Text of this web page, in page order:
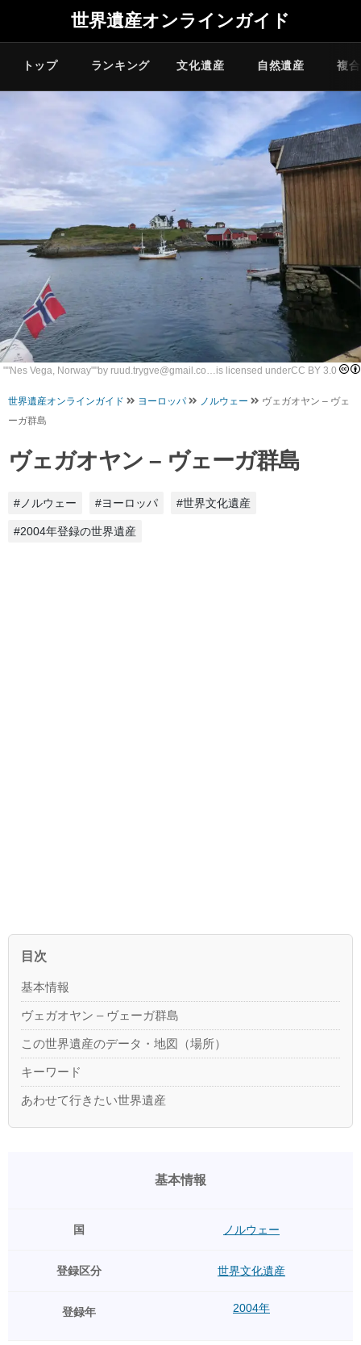
世界遺産オンラインガイド
トップ ランキング 文化遺産 自然遺産 複
""Nes Vega, Norway""by ruud.trygve@gmail.co…is licensed underCC BY 3.0
世界遺産オンラインガイド ヨーロッパ ノルウェー
ヴェガオヤン – ヴェ
ーガ群島
ヴェガオヤン – ヴェーガ群島
#ノルウェー #ヨーロッパ #世界文化遺産
#2004年登録の世界遺産
目次
基本情報
ヴェガオヤン – ヴェーガ群島
この世界遺産のデータ・地図（場所）
キーワード
あわせて行きたい世界遺産
基本情報
国 ノルウェー
登録区分 世界文化遺産
登録年 2004年